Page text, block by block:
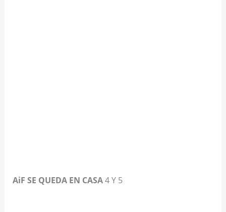
AiF SE QUEDA EN CASA4 Y 5